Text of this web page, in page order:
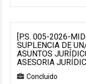
[P.S. 005-2026-
SUPLENCIA DE
ASUNTOS
ASESORIA
Concluido